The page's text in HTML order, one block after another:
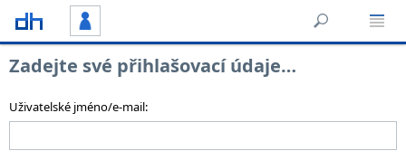
Zadejte své přihlašovací údaje…
Uživatelské jméno/e-mail: